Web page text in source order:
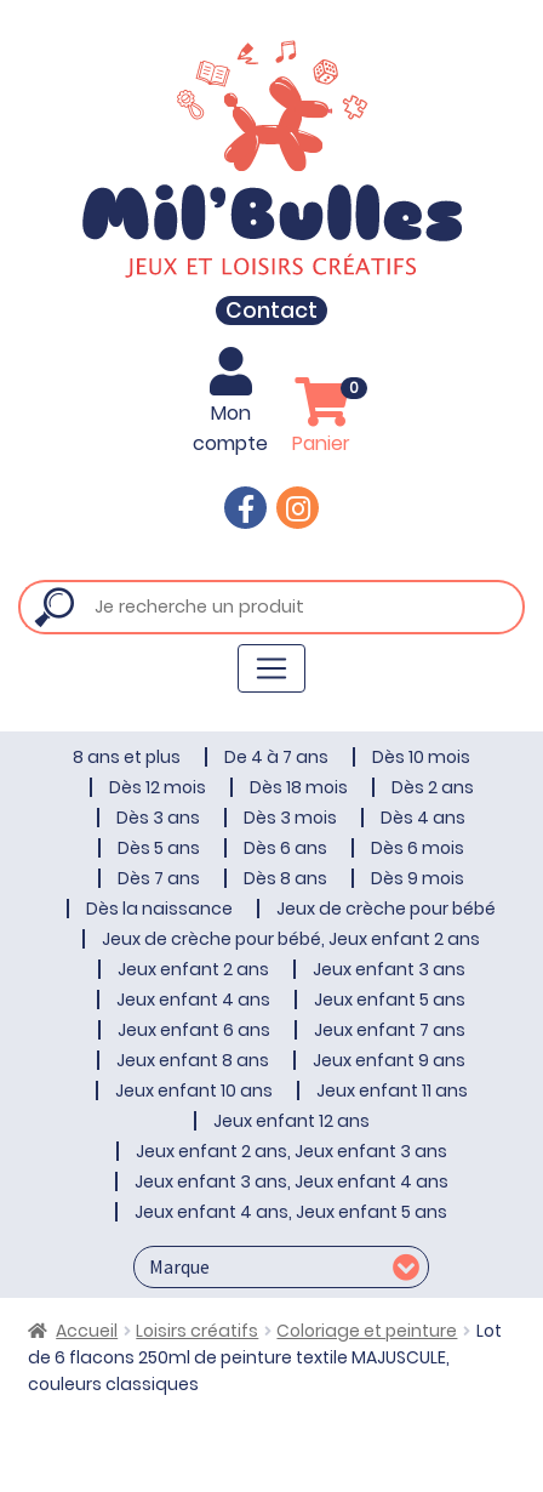
Contact
Mon
compte
Panier
0
8 ans et plus De 4 à 7 ans
Dès 10 mois
Dès 12 mois
Dès 18 mois
Dès 2 ans
Dès 3 ans
Dès 3 mois
Dès 4 ans
Dès 5 ans
Dès 6 ans
Dès 6 mois
Dès 7 ans
Dès 8 ans
Dès 9 mois
Dès la naissance
Jeux de crèche pour bébé
Jeux de crèche pour bébé, Jeux enfant 2 ans
Jeux enfant 2 ans
Jeux enfant 3 ans
Jeux enfant 4 ans
Jeux enfant 5 ans
Jeux enfant 6 ans
Jeux enfant 7 ans
Jeux enfant 8 ans
Jeux enfant 9 ans
Jeux enfant 10 ans
Jeux enfant 11 ans
Jeux enfant 12 ans
Jeux enfant 2 ans, Jeux enfant 3 ans
Jeux enfant 3 ans, Jeux enfant 4 ans
Jeux enfant 4 ans, Jeux enfant 5 ans
Accueil Loisirs créatifs Coloriage et peinture
Lot
de 6 flacons 250ml de peinture textile MAJUSCULE,
couleurs classiques